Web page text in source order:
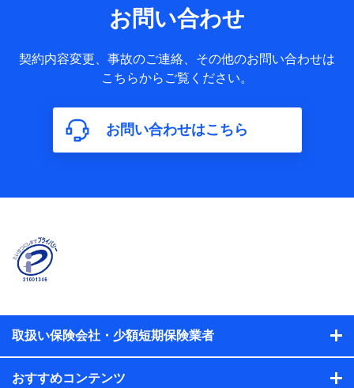
送信履歴などの情報）が含まれます。
約に関する情報。例として、保険契約者及び被保険者の氏
名、住所、生年月日、性別、保険契約者と被保険者の関係、
保険加入の目的、保険商品の内容、保険料、保険料のお支払
年数などの情報、ペットの種類や年齢などの情報などが含ま
れます。
【共同して利用する者の範囲】
株式会社NTTドコモ
当社又は株式会社NTTドコモが提供する保険関連サービスに
おけるユーザ登録受付および管理のため
当社又は株式会社NTTドコモと取引のあるもしくは委託を受
れらに付帯、関連する当社、株式会社NTTドコモおよび提携
会社のサービスを案内、提供するため
析して、お客さまの趣味・嗜好・傾向に応じたサービス・商
お問い合わせ
契約内容変更、事故のご連絡、その他のお問い合わせは
こちらからご覧ください。
お問い合わせはこちら
取扱い保険会社・少額短期保険業者
おすすめコンテンツ